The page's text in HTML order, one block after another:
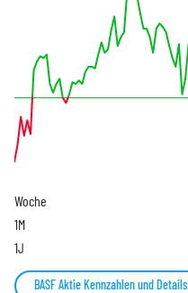
Woche
1M
1J
BASF Aktie Kennzahlen und Details